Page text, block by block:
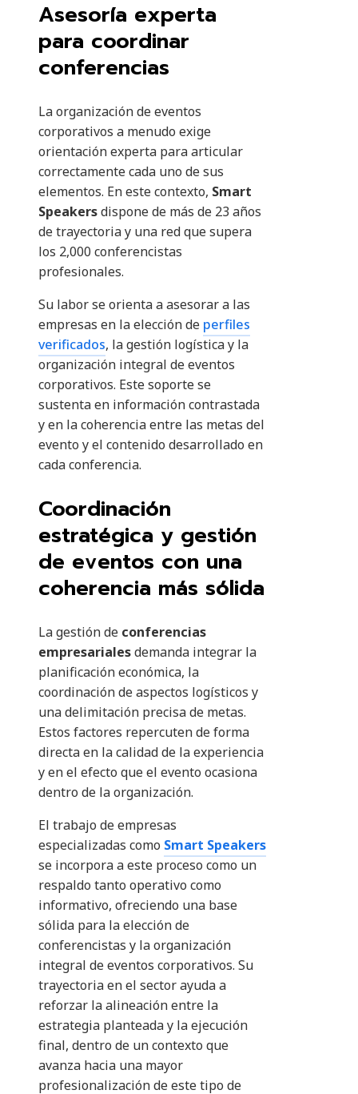
Asesoría experta
para coordinar
conferencias
La organización de eventos
corporativos a menudo exige
orientación experta para articular
correctamente cada uno de sus
elementos. En este contexto, Smart
Speakersdispone de más de 23 años
de trayectoria y una red que supera
los 2,000 conferencistas
profesionales.
Su labor se orienta a asesorar a las
empresas en la elección de perfiles
verificados, la gestión logística y la
organización integral de eventos
corporativos. Este soporte se
sustenta en información contrastada
y en la coherencia entre las metas del
evento y el contenido desarrollado en
cada conferencia.
Coordinación
estratégica y gestión
de eventos con una
coherencia más sólida
La gestión de conferencias
empresarialesdemanda integrar la
planificación económica, la
coordinación de aspectos logísticos y
una delimitación precisa de metas.
Estos factores repercuten de forma
directa en la calidad de la experiencia
y en el efecto que el evento ocasiona
dentro de la organización.
El trabajo de empresas
especializadas como Smart Speakers
se incorpora a este proceso como un
respaldo tanto operativo como
informativo, ofreciendo una base
sólida para la elección de
conferencistas y la organización
integral de eventos corporativos. Su
trayectoria en el sector ayuda a
reforzar la alineación entre la
estrategia planteada y la ejecución
final, dentro de un contexto que
avanza hacia una mayor
profesionalización de este tipo de